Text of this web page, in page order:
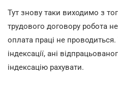
Тут знову таки виходимо з
трудового договору робота
оплата праці не
індексації, ані
індексацію рахувати.